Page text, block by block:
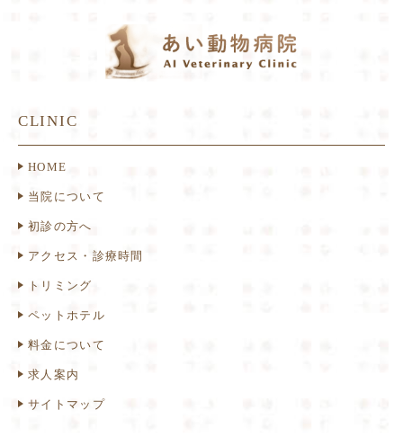
CLINIC
HOME
当院について
初診の方へ
アクセス・診療時間
トリミング
ペットホテル
料金について
求人案内
サイトマップ